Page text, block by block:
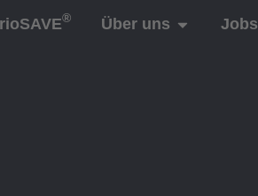
® Über uns Jobs